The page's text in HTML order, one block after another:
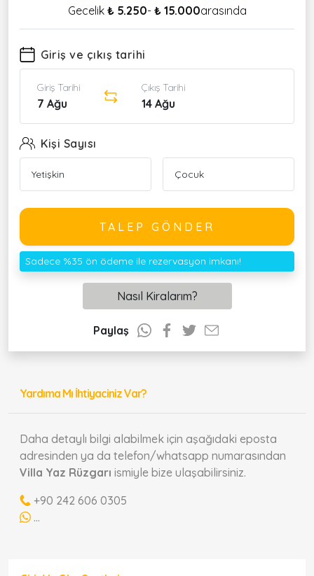
Gecelik ₺ 5.250- ₺ 15.000arasında
Giriş ve çıkış tarihi
Giriş Tarihi
7 Ağu
Çıkış Tarihi
14 Ağu
Kişi Sayısı
TALEP GÖNDER
Sadece %35 ön ödeme ile rezervasyon imkanı!
Nasıl Kiralarım?
Paylaş
Yardıma Mı İhtiyaciniz Var?
Daha detaylı bilgi alabilmek için aşağıdaki eposta
adresinden ya da telefon/whatsapp numarasından
Villa Yaz Rüzgarı ismiyle bize ulaşabilirsiniz.
+90 242 606 0305
...